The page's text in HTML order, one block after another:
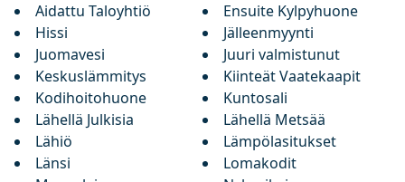
Aidattu Taloyhtiö
Ensuite Kylpyhuone
Hissi
Jälleenmyynti
Juomavesi
Juuri valmistunut
Keskuslämmitys
Kiinteät Vaatekaapit
Kodihoitohuone
Kuntosali
Lähellä Julkisia
Lähellä Metsää
Lähiö
Lämpölasitukset
Länsi
Lomakodit